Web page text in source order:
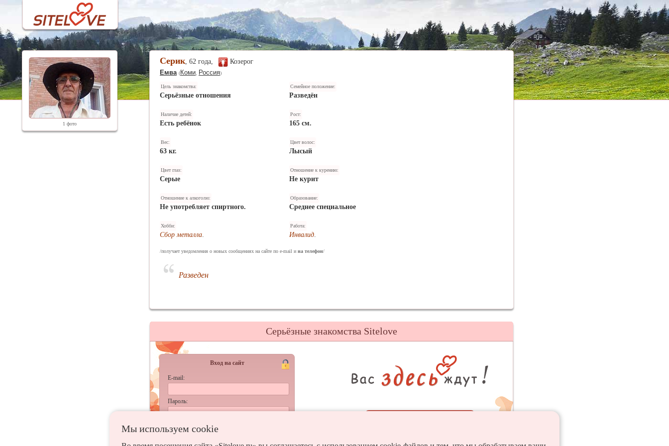
1 фото
Серик, 62 года,
Козерог
Емва (Коми Россия)
Цель знакомства:
Серьёзные отношения
Семейное положение:
Разведён
Наличие детей:
Есть ребёнок
Рост:
165 см.
Вес:
63 кг.
Цвет волос:
Лысый
Цвет глаз:
Серые
Отношение к курению:
Не курит
Отношение к алкоголю:
Не употребляет спиртного.
Образование:
Среднее специальное
Хобби:
Сбор металла.
Работа:
Инвалид.
/получает уведомления о новых сообщениях на сайте по e-mail и на телефон/
Разведен
Мы используем сookie
Серьёзные знакомства Sitelove
Вход на сайт
E-mail:
Пароль: